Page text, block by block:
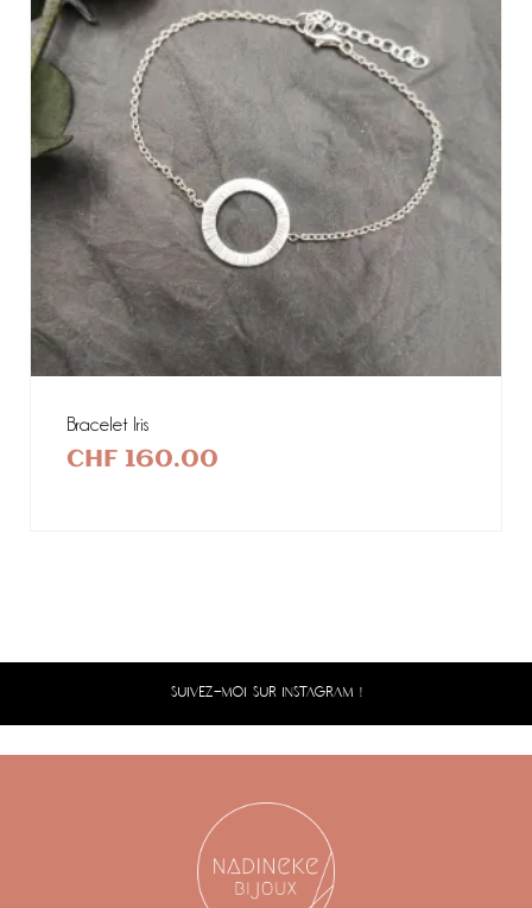
Bracelet Iris
CHF 160.00
SUIVEZ-MOI SUR INSTAGRAM !